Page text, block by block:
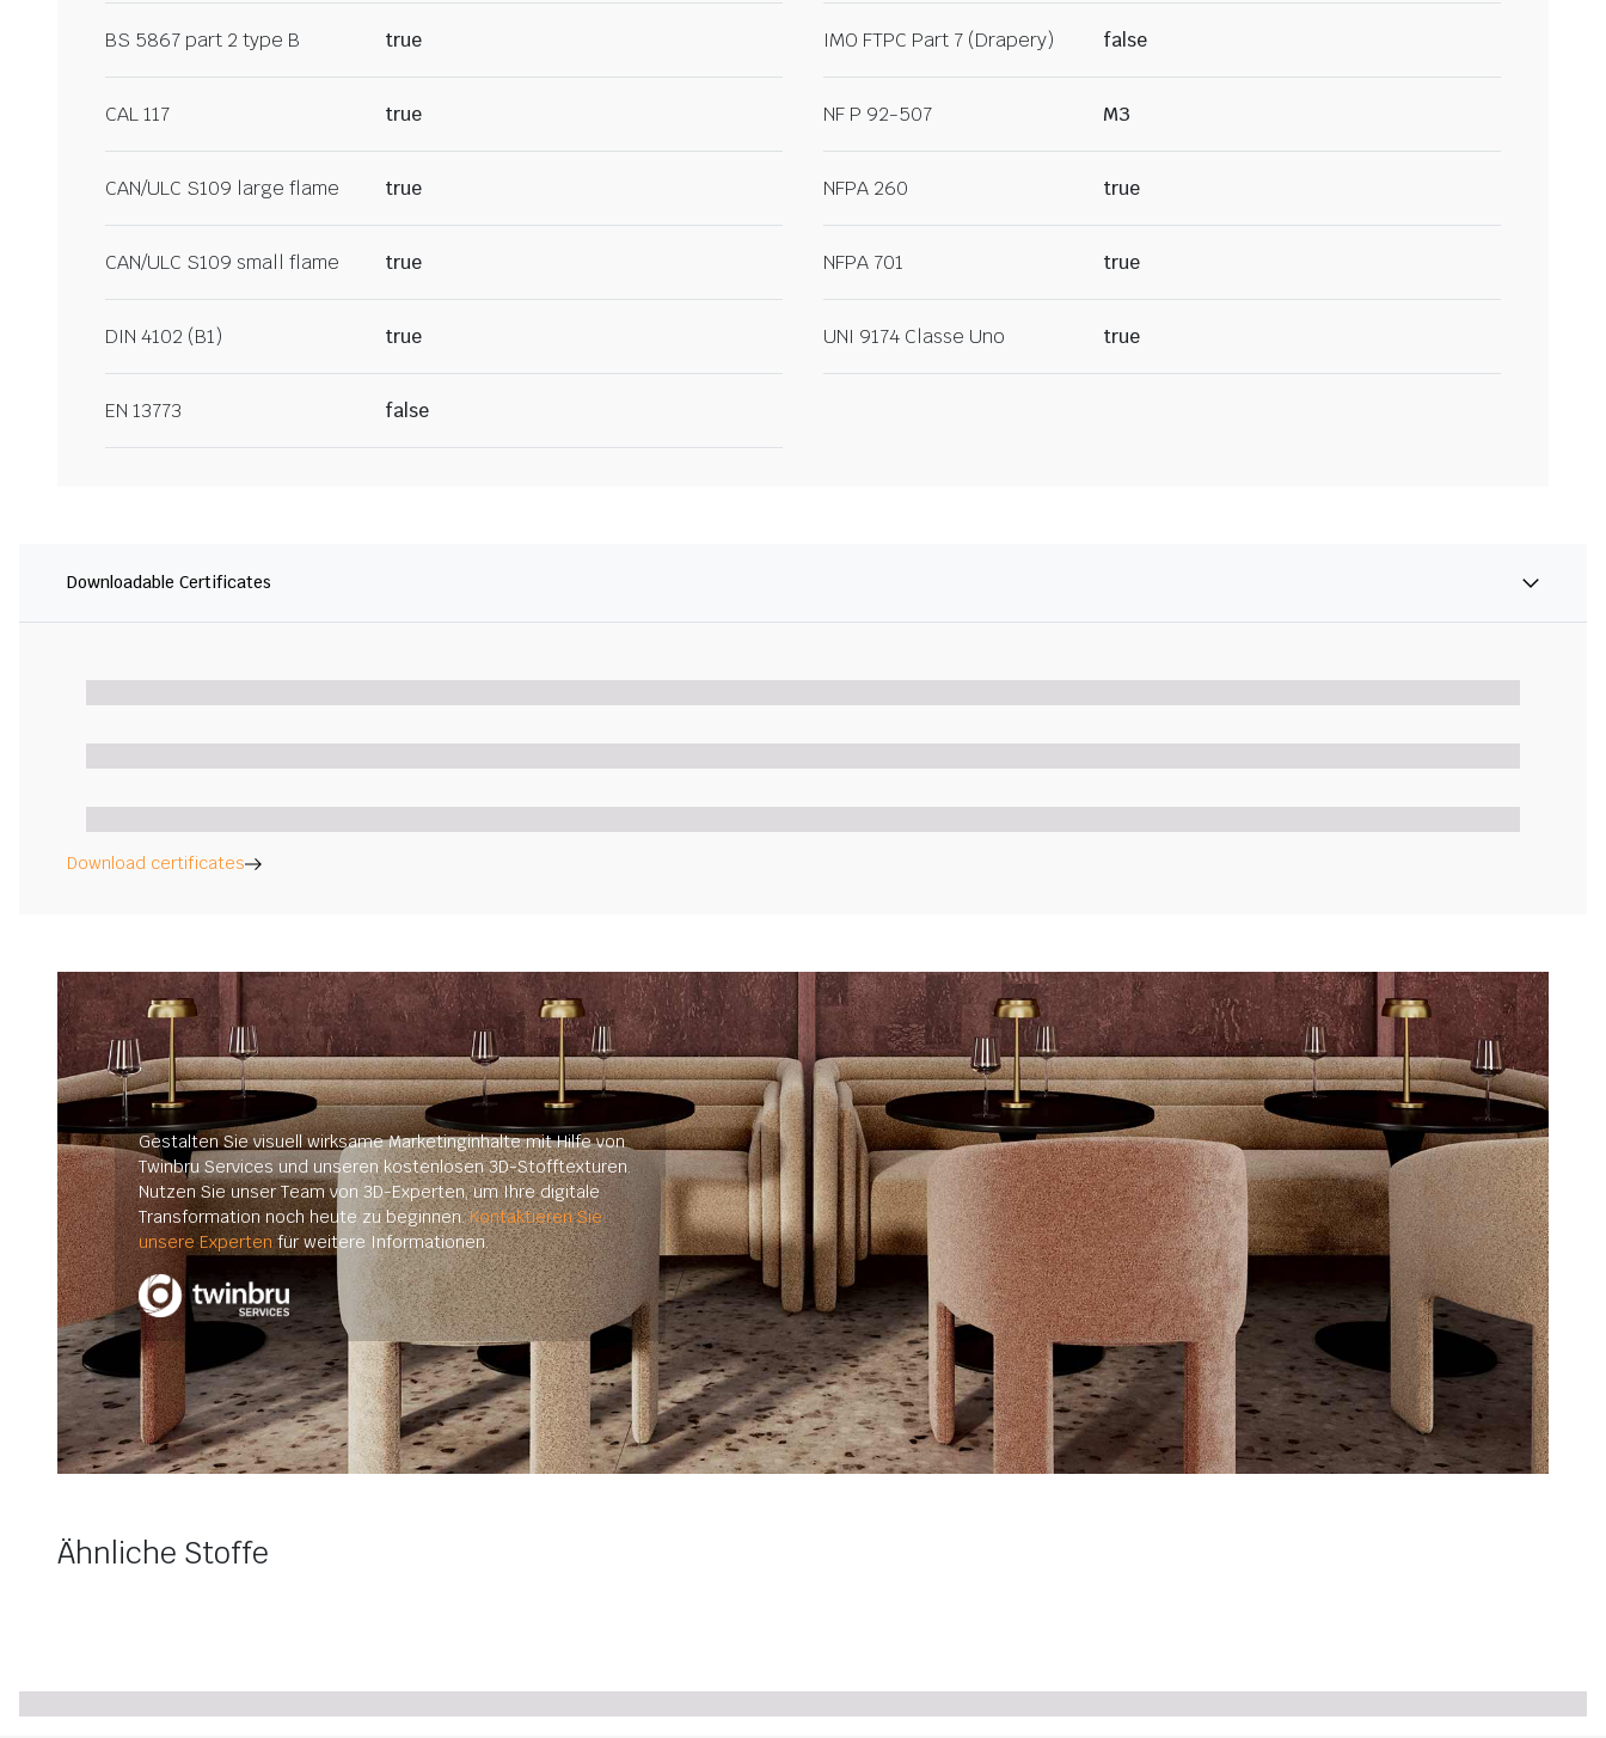
BS 5867 part 2 type B true IMO FTPC Part 7 (Drapery) false
CAL 117 true NF P 92-507 M3
CAN/ULC S109 large flame true NFPA 260 true
CAN/ULC S109 small flame true NFPA 701 true
DIN 4102 (B1) true UNI 9174 Classe Uno true
EN 13773 false
Downloadable Certificates
Download certificates
Gestalten Sie visuell wirksame Marketinginhalte mit Hilfe von
Twinbru Services und unseren kostenlosen 3D-Stofftexturen.
Nutzen Sie unser Team von 3D-Experten, um Ihre digitale
Transformation noch heute zu beginnen.Kontaktieren Sie
unsere Expertenfür weitere Informationen.
Ähnliche Stoffe